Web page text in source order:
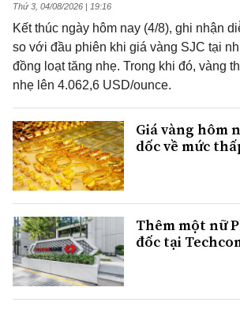
Thứ 3, 04/08/2026 | 19:16
Kết thúc ngày hôm nay (4/8), ghi nhận
so với đầu phiên khi giá vàng SJC tại
đồng loạt tăng nhẹ. Trong khi đó, vàng
nhẹ lên 4.062,6 USD/ounce.
Giá vàng hôm
dốc về mức
Thêm một nữ
đốc tại